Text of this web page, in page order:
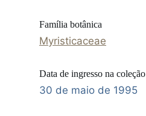
Família botânica
Myristicaceae
Data de ingresso na coleção
30 de maio de 1995